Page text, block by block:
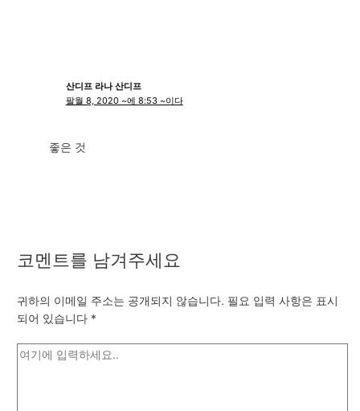
산디프 라나 산디프
팔월 8, 2020 ~에 8:53 ~이다
좋은 것
코멘트를 남겨주세요
귀하의 이메일 주소는 공개되지 않습니다. 필요 입력 사항은 표시
되어 있습니다 *